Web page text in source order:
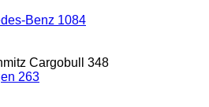
Benz 1084
Cargobull 348
263